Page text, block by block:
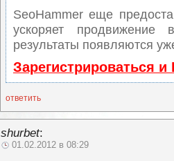
SeoHammer еще
ускоряет
результаты появляются
Зарегистрироваться
ответить
shurbet:
01.02.2012 в 08:29